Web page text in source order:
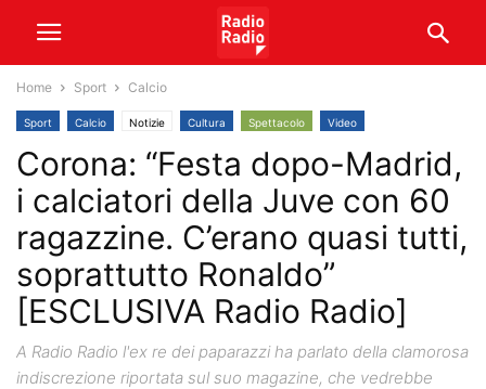
Home Sport Calcio
Sport Calcio Notizie Cultura Spettacolo Video
Corona: “Festa dopo-Madrid,
i calciatori della Juve con 60
ragazzine. C’erano quasi tutti,
soprattutto Ronaldo”
[ESCLUSIVA Radio Radio]
A Radio Radio l'ex re dei paparazzi ha parlato della clamorosa
indiscrezione riportata sul suo magazine, che vedrebbe